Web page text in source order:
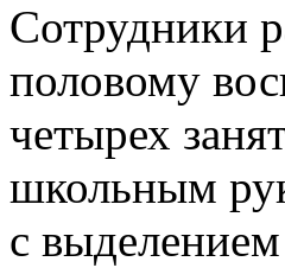
Сотрудники
половому
четырех
школьным
с